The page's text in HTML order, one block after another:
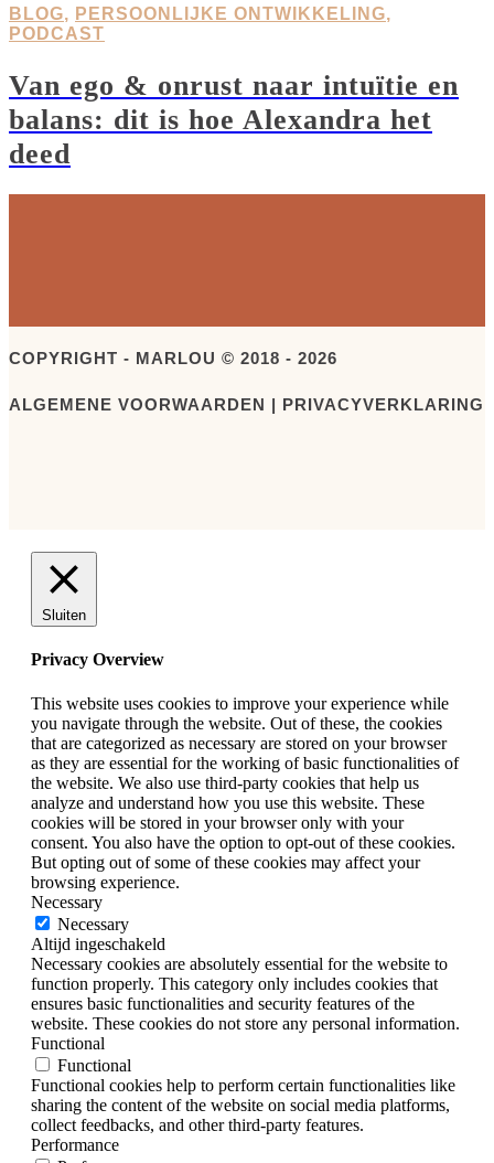
BLOG, PERSOONLIJKE ONTWIKKELING,
PODCAST
Van ego & onrust naar intuïtie en
balans: dit is hoe Alexandra het
deed
COPYRIGHT - MARLOU © 2018 - 2026
ALGEMENE VOORWAARDEN | PRIVACYVERKLARING
Sluiten
Privacy Overview
This website uses cookies to improve your experience while
you navigate through the website. Out of these, the cookies
that are categorized as necessary are stored on your browser
as they are essential for the working of basic functionalities of
the website. We also use third-party cookies that help us
analyze and understand how you use this website. These
cookies will be stored in your browser only with your
consent. You also have the option to opt-out of these cookies.
But opting out of some of these cookies may affect your
browsing experience.
Necessary
Necessary
Altijd ingeschakeld
Necessary cookies are absolutely essential for the website to
function properly. This category only includes cookies that
ensures basic functionalities and security features of the
website. These cookies do not store any personal information.
Functional
Functional
Functional cookies help to perform certain functionalities like
sharing the content of the website on social media platforms,
collect feedbacks, and other third-party features.
Performance